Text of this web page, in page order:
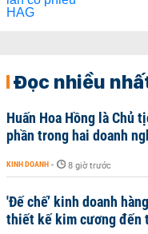
Đọc nhiều
Huấn Hoa Hồng là Chủ
phần trong hai doanh
KINH DOANH - 8 giờ trước
'Đế chế’ kinh doanh
thiết kế kim cương đến